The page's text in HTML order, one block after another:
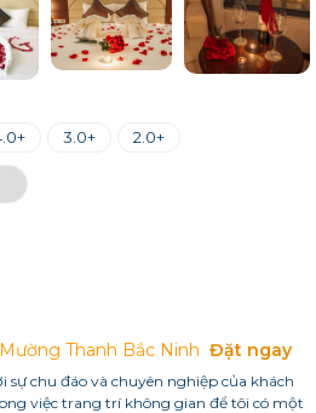
3.0+ 2.0+
Thanh Bắc Ninh Đặt ngay
sự chu đáo và chuyên nghiệp của khách
việc trang trí không gian để tôi có một